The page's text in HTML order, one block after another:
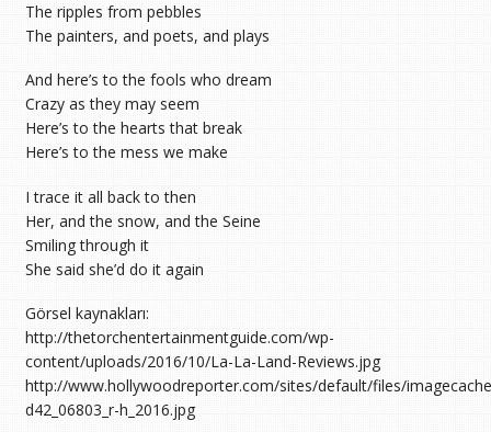
The ripples from pebbles
The painters, and poets, and plays
And here’s to the fools who dream
Crazy as they may seem
Here’s to the hearts that break
Here’s to the mess we make
I trace it all back to then
Her, and the snow, and the Seine
Smiling through it
She said she’d do it again
Görsel kaynakları:
http://thetorchentertainmentguide.com/wp-
content/uploads/2016/10/La-La-Land-Reviews.jpg
http://www.hollywoodreporter.com/sites/default/files/
d42_06803_r-h_2016.jpg